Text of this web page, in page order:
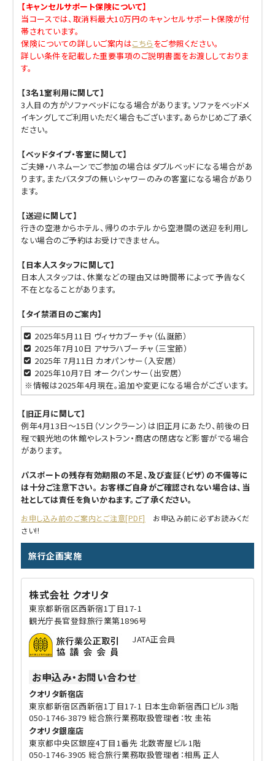
【キャンセルサポート保険について】
当コースでは、取消料最大10万円のキャンセルサポート保険が付
帯されています。
保険についての詳しいご案内はこちらをご参照ください。
詳しい条件を記載した重要事項のご説明書面をお渡ししておりま
す。
【3名1室利用に関して】
3人目の方がソファベッドになる場合があります。ソファをベッドメ
イキングしてご利用いただく場合もございます。あらかじめご了承く
ださい。
【ベッドタイプ・客室に関して】
ご夫婦・ハネムーンでご参加の場合はダブルベッドになる場合があ
ります。またバスタブの無いシャワーのみの客室になる場合があり
ます。
【送迎に関して】
行きの空港からホテル、帰りのホテルから空港間の送迎を利用し
ない場合のご予約はお受けできません。
【日本人スタッフに関して】
日本人スタッフは、休業などの理由又は時間帯によって予告なく
不在となることがあります。
【タイ禁酒日のご案内】
2025年5月11日 ヴィサカブーチャ（仏誕節）
2025年7月10日 アサラハブーチャ（三宝節）
2025年 7月11日 カオパンサー（入安居）
2025年10月7日 オークパンサー（出安居）
※情報は2025年4月現在。追加や変更になる場合がございます。
【旧正月に関して】
例年4月13日～15日（ソンクラーン）は旧正月にあたり、前後の日
程で観光地の休館やレストラン・商店の閉店など影響がでる場合
があります。
パスポートの残存有効期限の不足、及び査証（ビザ）の不備等に
は十分ご注意下さい。 お客様ご自身がご確認されない場合は、当
社としては責任を負いかねます。ご了承ください。
お申し込み前のご案内とご注意[PDF]
お申込み前に必ずお読みくだ
さい!!
旅行企画実施
株式会社 クオリタ
東京都新宿区西新宿1丁目17-1
観光庁長官登録旅行業第1896号
JATA正会員
お申込み・お問い合わせ
クオリタ新宿店
東京都新宿区西新宿1丁目17-1 日本生命新宿西口ビル3階
050-1746-3879 総合旅行業務取扱管理者：牧 圭祐
クオリタ銀座店
東京都中央区銀座4丁目1番先 北数寄屋ビル1階
050-1746-3905 総合旅行業務取扱管理者：相馬 正人